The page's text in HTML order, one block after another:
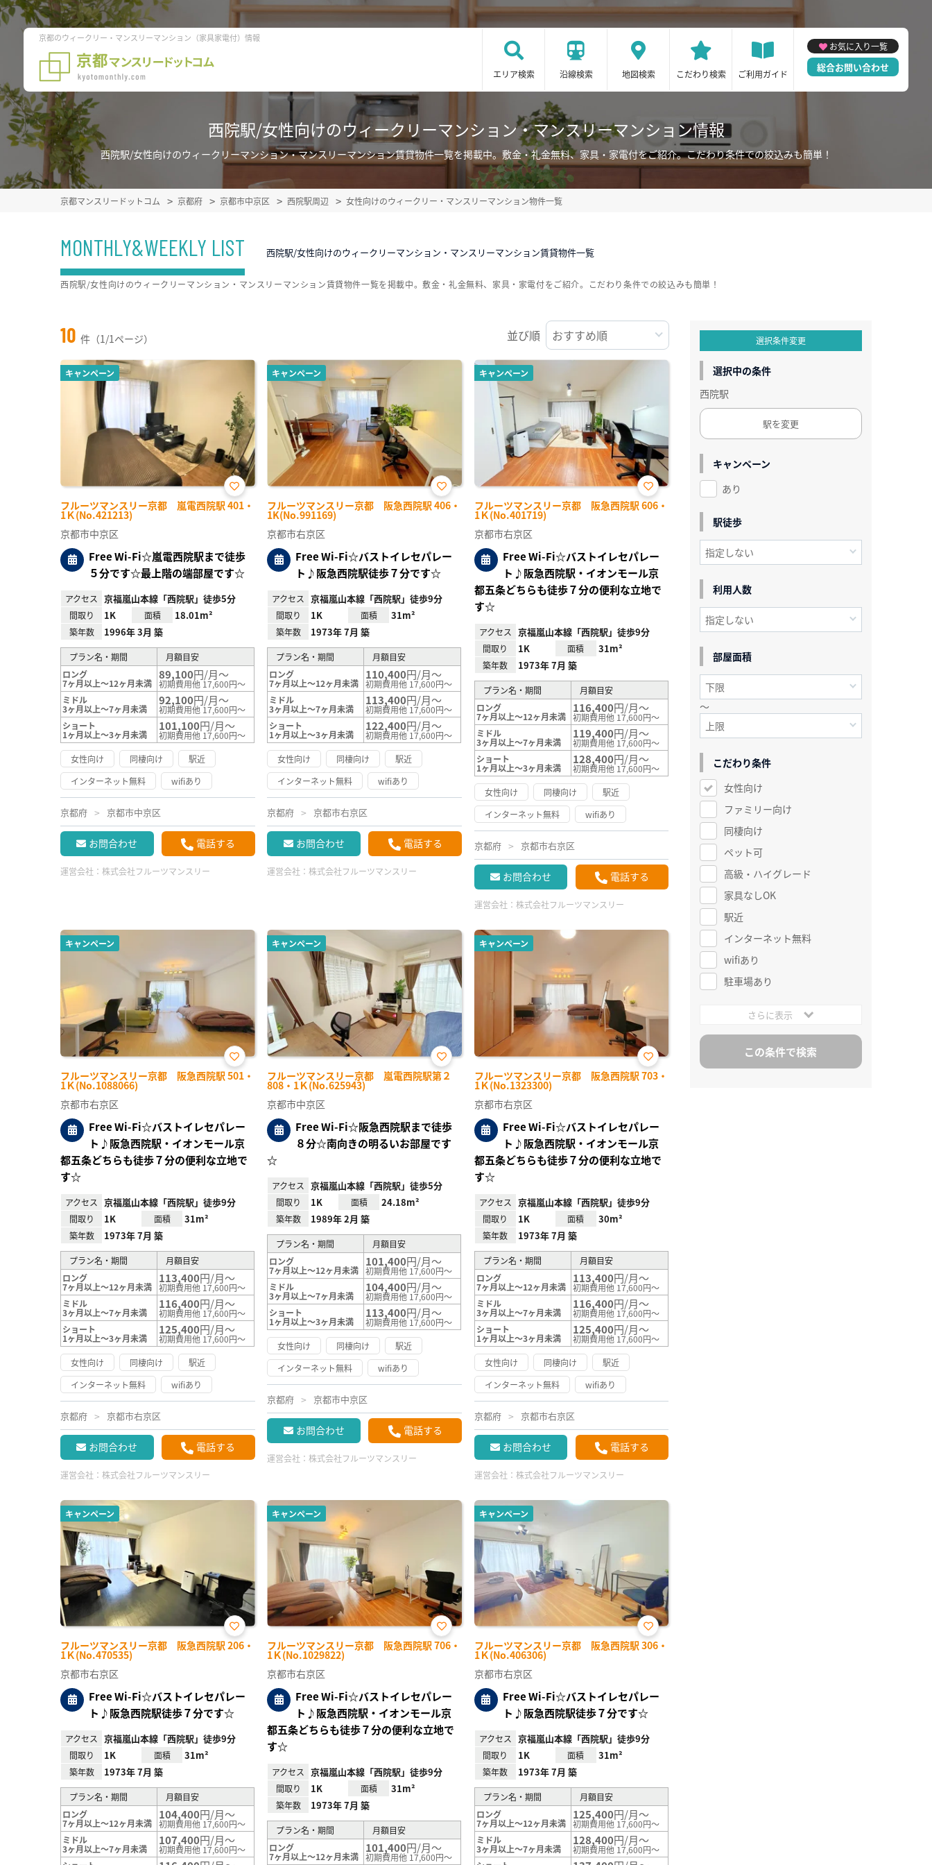
京都のウィークリー・マンスリーマンション（家具家電付）情報
エリア検索 沿線検索 地図検索 こだわり検索 ご利用ガイド
お気に入り一覧
総合お問い合わせ
西院駅/女性向けのウィークリーマンション・マンスリーマンション情報
西院駅/女性向けのウィークリーマンション・マンスリーマンション賃貸物件一覧を掲載中。敷金・礼金無料、家具・家電付をご紹介。こだわり条件での絞込みも簡単！
京都マンスリードットコム 京都府 京都市中京区 西院駅周辺 女性向けのウィークリー・マンスリーマンション物件一覧
MONTHLY&WEEKLY LIST 西院駅/女性向けのウィークリーマンション・マンスリーマンション賃貸物件一覧
10 件（1/1ページ） 並び順
キャンペーン
フルーツマンスリー京都 嵐電西院駅 401・
1Ｋ(No.421213)
お気
に入
京都市中京区
Free Wi-Fi☆嵐電西院駅まで徒歩
５分です☆最上階の端部屋です☆
アクセス 京福嵐山本線「西院駅」徒歩5分
間取り 1K 面積 18.01m²
築年数 1996年 3月 築
プラン名・期間
月額目安
ロング
7ヶ月以上～12ヶ月未満
89,100円/月～
初期費用他 17,600円～
ミドル
3ヶ月以上～7ヶ月未満
92,100円/月～
初期費用他 17,600円～
ショート
1ヶ月以上～3ヶ月未満
101,100円/月～
初期費用他 17,600円～
女性向け
同棲向け
駅近
インターネット無料
wifiあり
京都府 京都市中京区
お問合わせ 電話する
運営会社： 株式会社フルーツマンスリー
キャンペーン
フルーツマンスリー京都 阪急西院駅 406・
1K(No.991169)
お気
に入
京都市右京区
Free Wi-Fi☆バストイレセパレー
ト♪阪急西院駅徒歩７分です☆
アクセス 京福嵐山本線「西院駅」徒歩9分
間取り 1K 面積 31m²
築年数 1973年 7月 築
プラン名・期間
月額目安
ロング
7ヶ月以上～12ヶ月未満
110,400円/月～
初期費用他 17,600円～
ミドル
3ヶ月以上～7ヶ月未満
113,400円/月～
初期費用他 17,600円～
ショート
1ヶ月以上～3ヶ月未満
122,400円/月～
初期費用他 17,600円～
女性向け
同棲向け
駅近
インターネット無料
wifiあり
京都府 京都市右京区
お問合わせ 電話する
運営会社：株式会社フルーツマンスリー
キャンペーン
フルーツマンスリー京都 阪急西院駅 606・
1Ｋ(No.401719)
お気
に入
京都市右京区
Free Wi-Fi☆バストイレセパレー
ト♪阪急西院駅・イオンモール京
都五条どちらも徒歩７分の便利な立地で
す☆
アクセス 京福嵐山本線「西院駅」徒歩9分
間取り 1K 面積 31m²
築年数 1973年 7月 築
プラン名・期間
月額目安
ロング
7ヶ月以上～12ヶ月未満
116,400円/月～
初期費用他 17,600円～
ミドル
3ヶ月以上～7ヶ月未満
119,400円/月～
初期費用他 17,600円～
ショート
1ヶ月以上～3ヶ月未満
128,400円/月～
初期費用他 17,600円～
女性向け
同棲向け
駅近
インターネット無料
wifiあり
京都府 京都市右京区
お問合わせ 電話する
運営会社： 株式会社フルーツマンスリー
キャンペーン
フルーツマンスリー京都 阪急西院駅 501・
1Ｋ(No.1088066)
お気
に入
京都市右京区
Free Wi-Fi☆バストイレセパレー
ト♪阪急西院駅・イオンモール京
都五条どちらも徒歩７分の便利な立地で
す☆
アクセス 京福嵐山本線「西院駅」徒歩9分
間取り 1K 面積 31m²
築年数 1973年 7月 築
プラン名・期間
月額目安
ロング
7ヶ月以上～12ヶ月未満
113,400円/月～
初期費用他 17,600円～
ミドル
3ヶ月以上～7ヶ月未満
116,400円/月～
初期費用他 17,600円～
ショート
1ヶ月以上～3ヶ月未満
125,400円/月～
初期費用他 17,600円～
女性向け
同棲向け
駅近
インターネット無料
wifiあり
京都府 京都市右京区
お問合わせ 電話する
運営会社： 株式会社フルーツマンスリー
キャンペーン
フルーツマンスリー京都 嵐電西院駅第２
808・1Ｋ(No.625943)
お気
に入
京都市中京区
Free Wi-Fi☆阪急西院駅まで徒歩
８分☆南向きの明るいお部屋です
☆
アクセス 京福嵐山本線「西院駅」徒歩5分
間取り 1K 面積 24.18m²
築年数 1989年 2月 築
プラン名・期間
月額目安
ロング
7ヶ月以上～12ヶ月未満
101,400円/月～
初期費用他 17,600円～
ミドル
3ヶ月以上～7ヶ月未満
104,400円/月～
初期費用他 17,600円～
ショート
1ヶ月以上～3ヶ月未満
113,400円/月～
初期費用他 17,600円～
女性向け
同棲向け
駅近
インターネット無料
wifiあり
京都府 京都市中京区
お問合わせ 電話する
運営会社：株式会社フルーツマンスリー
キャンペーン
フルーツマンスリー京都 阪急西院駅 703・
1Ｋ(No.1323300)
お気
に入
京都市右京区
Free Wi-Fi☆バストイレセパレー
ト♪阪急西院駅・イオンモール京
都五条どちらも徒歩７分の便利な立地で
す☆
アクセス 京福嵐山本線「西院駅」徒歩9分
間取り 1K 面積 30m²
築年数 1973年 7月 築
プラン名・期間
月額目安
ロング
7ヶ月以上～12ヶ月未満
113,400円/月～
初期費用他 17,600円～
ミドル
3ヶ月以上～7ヶ月未満
116,400円/月～
初期費用他 17,600円～
ショート
1ヶ月以上～3ヶ月未満
125,400円/月～
初期費用他 17,600円～
女性向け
同棲向け
駅近
インターネット無料
wifiあり
京都府 京都市右京区
お問合わせ 電話する
運営会社： 株式会社フルーツマンスリー
キャンペーン
フルーツマンスリー京都 阪急西院駅 206・
1Ｋ(No.470535)
お気
に入
京都市右京区
Free Wi-Fi☆バストイレセパレー
ト♪阪急西院駅徒歩７分です☆
アクセス 京福嵐山本線「西院駅」徒歩9分
間取り 1K 面積 31m²
築年数 1973年 7月 築
プラン名・期間
月額目安
ロング
7ヶ月以上～12ヶ月未満
104,400円/月～
初期費用他 17,600円～
ミドル
3ヶ月以上～7ヶ月未満
107,400円/月～
初期費用他 17,600円～
キャンペーン
フルーツマンスリー京都 阪急西院駅 706・
1Ｋ(No.1029822)
お気
に入
京都市右京区
Free Wi-Fi☆バストイレセパレー
ト♪阪急西院駅・イオンモール京
都五条どちらも徒歩７分の便利な立地で
す☆
アクセス 京福嵐山本線「西院駅」徒歩9分
間取り 1K 面積 31m²
築年数 1973年 7月 築
プラン名・期間
月額目安
ロング
7ヶ月以上～12ヶ月未満
101,400円/月～
初期費用他 17,600円～
キャンペーン
フルーツマンスリー京都 阪急西院駅 306・
1Ｋ(No.406306)
お気
に入
京都市右京区
Free Wi-Fi☆バストイレセパレー
ト♪阪急西院駅徒歩７分です☆
アクセス 京福嵐山本線「西院駅」徒歩9分
間取り 1K 面積 31m²
築年数 1973年 7月 築
プラン名・期間
月額目安
ロング
7ヶ月以上～12ヶ月未満
125,400円/月～
初期費用他 17,600円～
ミドル
3ヶ月以上～7ヶ月未満
128,400円/月～
初期費用他 17,600円～
西院駅/女性向けのウィークリーマンション・マンスリーマンション賃貸物件一覧を掲載中。敷金・礼金無料、家具・家電付をご紹介。こだわり条件での絞込みも簡単！
選択条件変更
選択中の条件
西院駅
駅を変更
キャンペーン
あり
駅徒歩
利用人数
部屋面積
～
こだわり条件
女性向け
ファミリー向け
同棲向け
ペット可
高級・ハイグレード
家具なしOK
駅近
インターネット無料
wifiあり
駐車場あり
さらに表示